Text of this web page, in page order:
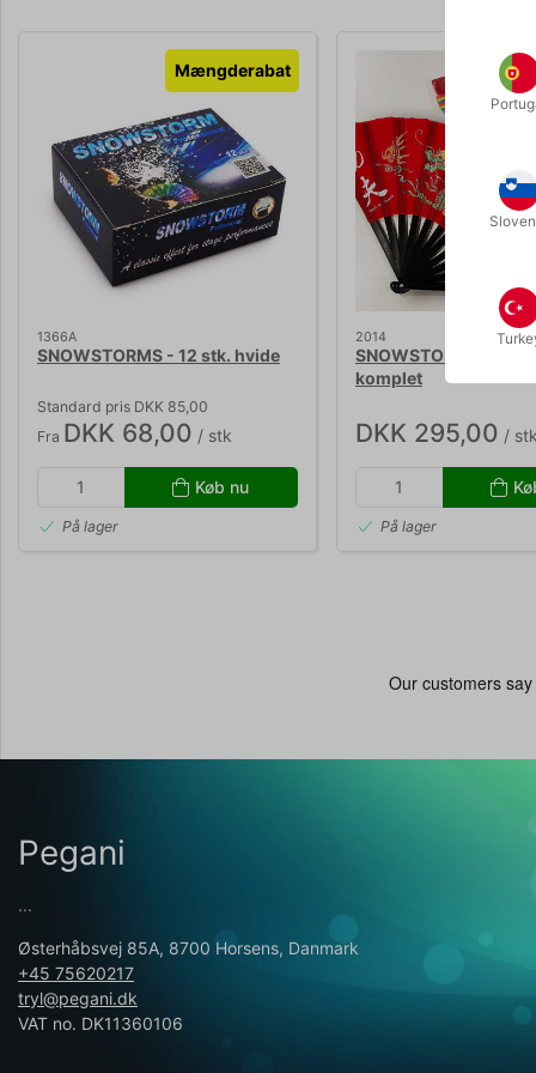
Mængderabat
1366A
SNOWSTORMS - 12 stk. hvide
Standard pris DKK 85,00
Fra DKK 68,00 / stk
Køb nu
På lager
2014
SNOWSTORM IN
komplet
DKK 295,00 /
På lager
Pegani
...
Østerhåbsvej 85A, 8700 Horsens, Danmark
+45 75620217
tryl@pegani.dk
VAT no. DK11360106